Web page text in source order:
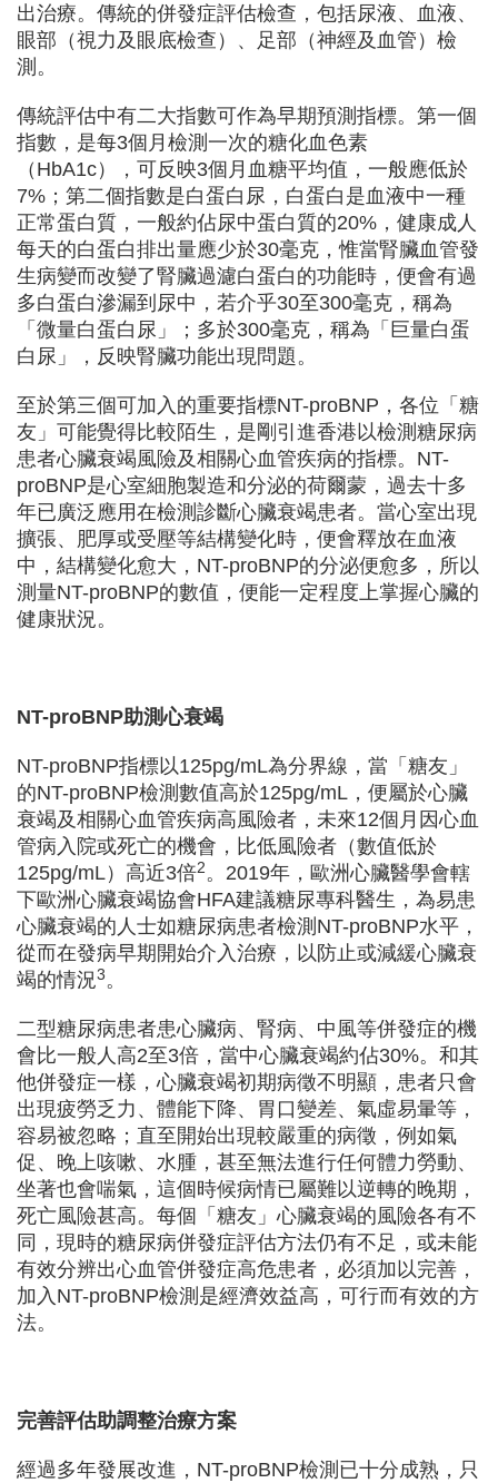
出治療。傳統的併發症評估檢查，包括尿液、血液、
眼部（視力及眼底檢查）、足部（神經及血管）檢
測。
傳統評估中有二大指數可作為早期預測指標。第一個
指數，是每3個月檢測一次的糖化血色素
（HbA1c），可反映3個月血糖平均值，一般應低於
7%；第二個指數是白蛋白尿，白蛋白是血液中一種
正常蛋白質，一般約佔尿中蛋白質的20%，健康成人
每天的白蛋白排出量應少於30毫克，惟當腎臟血管發
生病變而改變了腎臟過濾白蛋白的功能時，便會有過
多白蛋白滲漏到尿中，若介乎30至300毫克，稱為
「微量白蛋白尿」；多於300毫克，稱為「巨量白蛋
白尿」，反映腎臟功能出現問題。
至於第三個可加入的重要指標NT-proBNP，各位「糖
友」可能覺得比較陌生，是剛引進香港以檢測糖尿病
患者心臟衰竭風險及相關心血管疾病的指標。NT-
proBNP是心室細胞製造和分泌的荷爾蒙，過去十多
年已廣泛應用在檢測診斷心臟衰竭患者。當心室出現
擴張、肥厚或受壓等結構變化時，便會釋放在血液
中，結構變化愈大，NT-proBNP的分泌便愈多，所以
測量NT-proBNP的數值，便能一定程度上掌握心臟的
健康狀況。
NT-proBNP助測心衰竭
NT-proBNP指標以125pg/mL為分界線，當「糖友」
的NT-proBNP檢測數值高於125pg/mL，便屬於心臟
衰竭及相關心血管疾病高風險者，未來12個月因心血
管病入院或死亡的機會，比低風險者（數值低於
125pg/mL）高近3倍2。2019年，歐洲心臟醫學會轄
下歐洲心臟衰竭協會HFA建議糖尿專科醫生，為易患
心臟衰竭的人士如糖尿病患者檢測NT-proBNP水平，
從而在發病早期開始介入治療，以防止或減緩心臟衰
竭的情況3。
二型糖尿病患者患心臟病、腎病、中風等併發症的機
會比一般人高2至3倍，當中心臟衰竭約佔30%。和其
他併發症一樣，心臟衰竭初期病徵不明顯，患者只會
出現疲勞乏力、體能下降、胃口變差、氣虛易暈等，
容易被忽略 ； 直至開始出現較嚴重的病徵，例如氣
促、晚上咳嗽、水腫，甚至無法進行任何體力勞動、
坐著也會喘氣，這個時候病情已屬難以逆轉的晚期，
死亡風險甚高。每個「糖友」心臟衰竭的風險各有不
同，現時的糖尿病併發症評估方法仍有不足，或未能
有效分辨出心血管併發症高危患者，必須加以完善，
加入NT-proBNP檢測是經濟效益高，可行而有效的方
法。
完善評估助調整治療方案
經過多年發展改進，NT-proBNP檢測已十分成熟，只